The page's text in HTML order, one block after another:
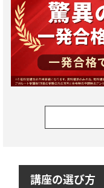
講座の選び方